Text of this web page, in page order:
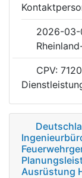
2026-03-
CPV:
Ausrüstung